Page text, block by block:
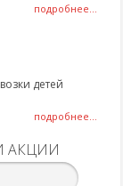
подробнее...
детей
подробнее...
АКЦИИ